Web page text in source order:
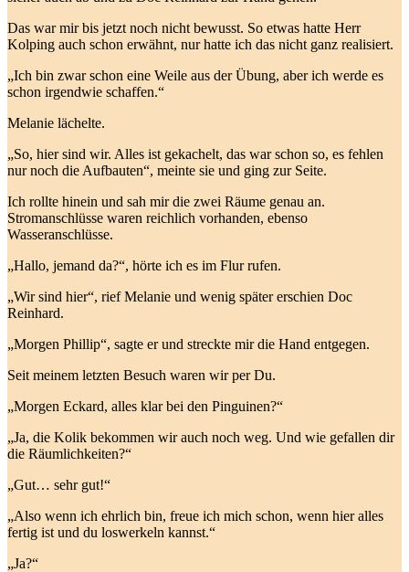
Das war mir bis jetzt noch nicht bewusst. So etwas hatte Herr
Kolping auch schon erwähnt, nur hatte ich das nicht ganz realisiert.
„Ich bin zwar schon eine Weile aus der Übung, aber ich werde es
schon irgendwie schaffen.“
Melanie lächelte.
„So, hier sind wir. Alles ist gekachelt, das war schon so, es fehlen
nur noch die Aufbauten“, meinte sie und ging zur Seite.
Ich rollte hinein und sah mir die zwei Räume genau an.
Stromanschlüsse waren reichlich vorhanden, ebenso
Wasseranschlüsse.
„Hallo, jemand da?“, hörte ich es im Flur rufen.
„Wir sind hier“, rief Melanie und wenig später erschien Doc
Reinhard.
„Morgen Phillip“, sagte er und streckte mir die Hand entgegen.
Seit meinem letzten Besuch waren wir per Du.
„Morgen Eckard, alles klar bei den Pinguinen?“
„Ja, die Kolik bekommen wir auch noch weg. Und wie gefallen dir
die Räumlichkeiten?“
„Gut… sehr gut!“
„Also wenn ich ehrlich bin, freue ich mich schon, wenn hier alles
fertig ist und du loswerkeln kannst.“
„Ja?“